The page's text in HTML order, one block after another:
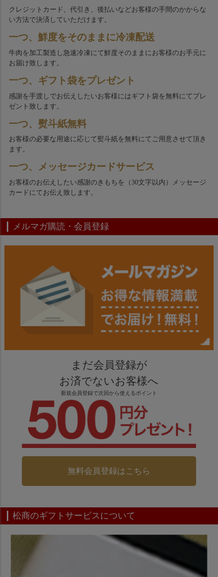
クレジットカード、代引き、後払いなどお客様の手間のかからな
い方法で決済していただけます。
一つ、鮮度をそのままに冷凍配送
牛肉を加工製造し急速冷凍にて鮮度そのままにお客様のお手元に
お届け致します。
一つ、ギフト袋をプレゼント
感謝を手渡しでお伝えしたいお客様にはギフト袋を無料にてプレ
ゼント致します。
一つ、熨斗紙無料
お客様の必要な用途に応じて熨斗紙を無料にてご用意させて頂き
ます。
一つ、メッセージカードサービス
お客様のお伝えしたい感謝のきもちを（30文字以内）メッセージ
カードにてお伝え致します。
メルマガ購読・会員登録
まだ会員登録が
お済でないお客様へ
新規会員登録で次回から使えるポイント
無料会員登録はこちら
松商のギフトサービスについて